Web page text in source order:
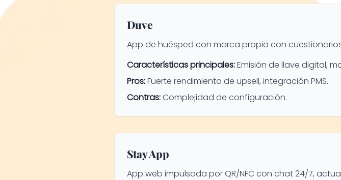
Duve
App de huésped con marca propia con
Características principales:Emisión de llave digital,
Pros:Fuerte rendimiento de upsell, integración PMS.
Contras:Complejidad de configuración.
Stay App
App web impulsada por QR/NFC con chat 24/7,